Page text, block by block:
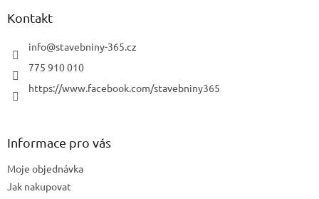
Kontakt
info@stavebniny-365.cz
775 910 010
https://www.facebook.com/stavebniny365
Informace pro vás
Moje objednávka
Jak nakupovat